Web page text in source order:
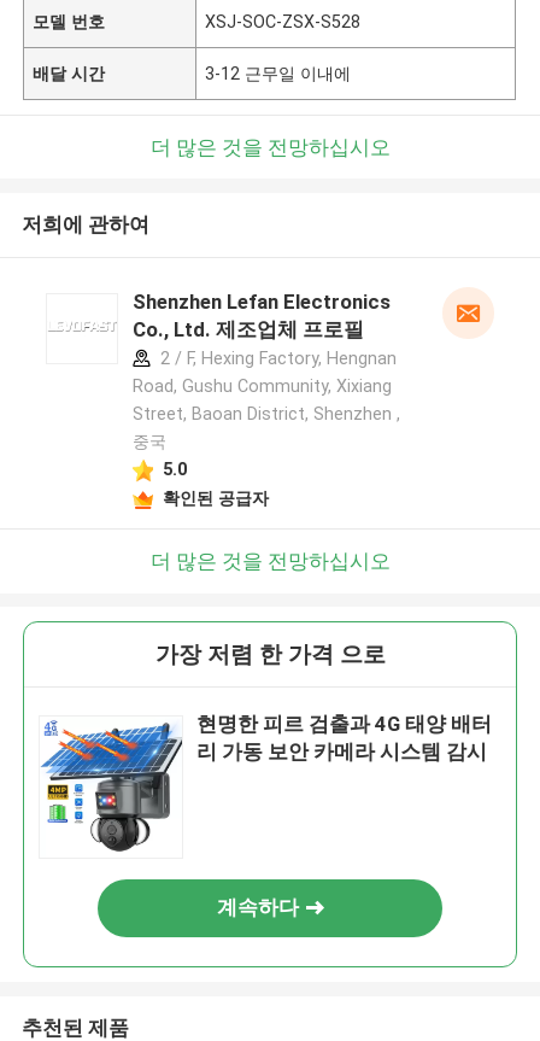
모델 번호 XSJ-SOC-ZSX-S528
배달 시간 3-12 근무일 이내에
더 많은 것을 전망하십시오
저희에 관하여
Shenzhen Lefan Electronics
Co., Ltd. 제조업체 프로필
2 / F, Hexing Factory, Hengnan
Road, Gushu Community, Xixiang
Street, Baoan District, Shenzhen ,
중국
5.0
확인된 공급자
더 많은 것을 전망하십시오
가장 저렴 한 가격 으로
현명한 피르 검출과 4G 태양 배터
리 가동 보안 카메라 시스템 감시
계속하다
추천된 제품